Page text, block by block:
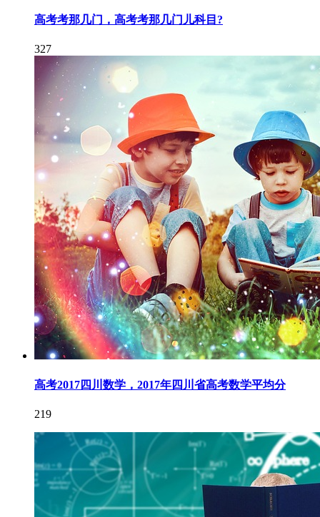
高考考那几门，高考考那几门儿科目?
327
高考2017四川数学，2017年四川省高考数学平均分
219